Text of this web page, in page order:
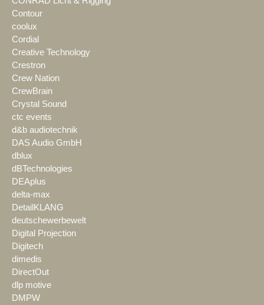
Contour
coolux
Cordial
Creative Technology
Crestron
Crew Nation
CrewBrain
Crystal Sound
ctc events
d&b audiotechnik
DAS Audio GmbH
dblux
dBTechnologies
DEAplus
delta-max
DetailKLANG
deutschewerbewelt
Digital Projection
Digitech
dimedis
DirectOut
dlp motive
DMPW